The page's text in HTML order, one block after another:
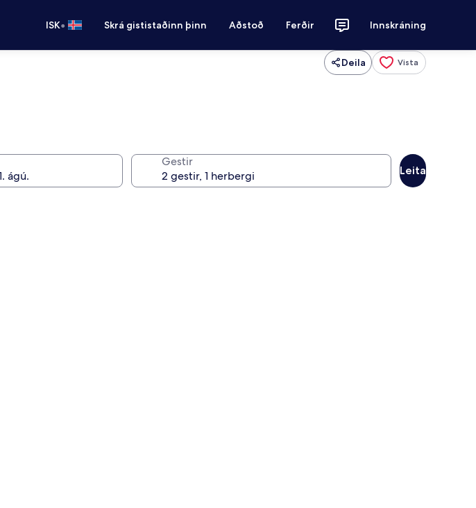
ISK• Skrá gististaðinn þinn Aðstoð Ferðir Innskráning
Deila Vista
Gestir
Leita